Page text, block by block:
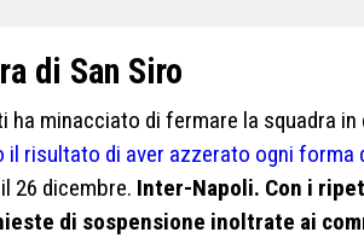
di San Siro
ha minacciato di fermare la squadra
il risultato di aver azzerato ogni forma
26 dicembre. Inter-Napoli. Con i
di sospensione inoltrate ai